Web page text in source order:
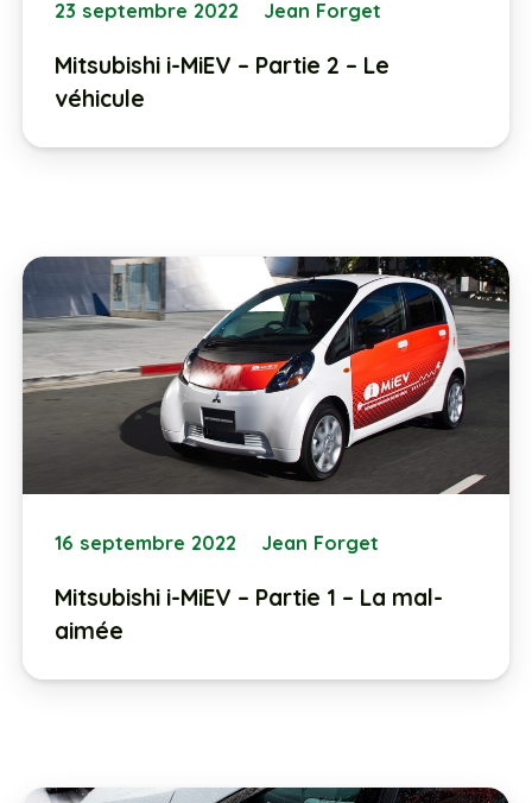
23 septembre 2022 Jean Forget
Mitsubishi i-MiEV – Partie 2 – Le
véhicule
16 septembre 2022 Jean Forget
Mitsubishi i-MiEV – Partie 1 – La mal-
aimée